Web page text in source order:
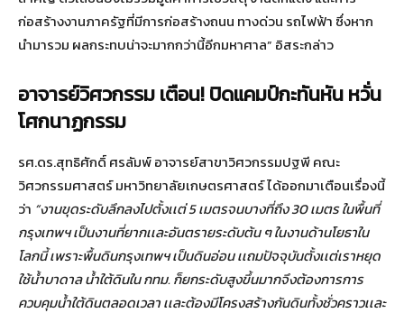
ก่อสร้างงานภาครัฐที่มีการก่อสร้างถนน ทางด่วน รถไฟฟ้า ซึ่งหาก
นำมารวม ผลกระทบน่าจะมากกว่านี้อีกมหาศาล” อิสระกล่าว
อาจารย์วิศวกรรม เตือน!ปิดแคมป์กะทันหัน หวั่น
โศกนาฏกรรม
รศ.ดร.สุทธิศักดิ์ ศรลัมพ์ อาจารย์สาขาวิศวกรรมปฐพี คณะ
วิศวกรรมศาสตร์ มหาวิทยาลัยเกษตรศาสตร์ ได้ออกมาเตือนเรื่องนี้
ว่า “งานขุดระดับลึกลงไปตั้งเเต่ 5 เมตรจนบางที่ถึง 30 เมตร ในพื้นที่
กรุงเทพฯ เป็นงานที่ยากเเละอันตรายระดับต้น ๆ ในงานด้านโยธาใน
โลกนี้ เพราะพื้นดินกรุงเทพฯ เป็นดินอ่อน เเถมปัจจุบันตั้งเเต่เราหยุด
ใช้น้ำบาดาล น้ำใต้ดินใน กทม. ก็ยกระดับสูงขึ้นมากจึงต้องการการ
ควบคุมน้ำใต้ดินตลอดเวลา เเละต้องมีโครงสร้างกันดินทั้งชั่วคราวเเละ